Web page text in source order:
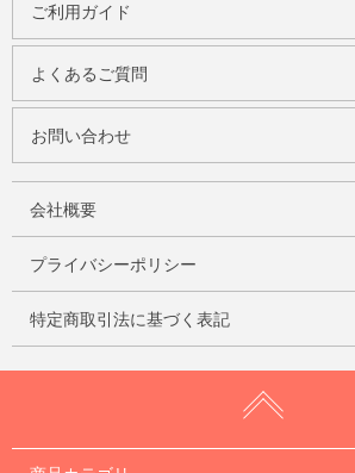
ご利用ガイド
よくあるご質問
お問い合わせ
会社概要
プライバシーポリシー
特定商取引法に基づく表記